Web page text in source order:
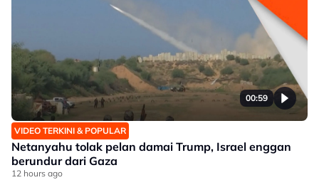
00:59
VIDEO TERKINI & POPULAR
Netanyahu tolak pelan damai Trump, Israel enggan
berundur dari Gaza
12 hours ago